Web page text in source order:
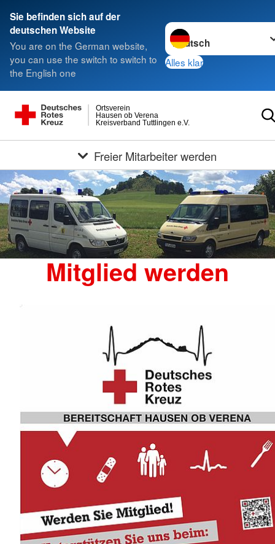
Sie befinden sich auf der
deutschen Website
You are on the German website,
you can use the switch to switch to
the English one
Sprache wechseln zu
Alles klar
Kreisverband Tuttlingen e.V.
Hausen ob Verena
Ortsverein
Freier Mitarbeiter werden
Mitglied werden